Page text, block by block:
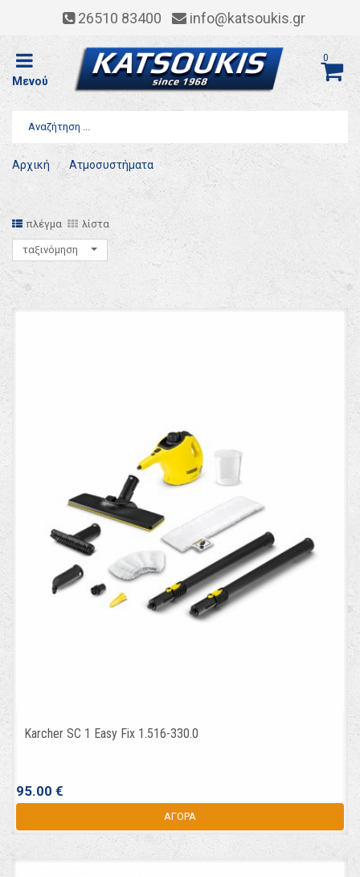
26510 83400 info@katsoukis.gr
Μενού
0
Αρχική Ατμοσυστήματα
πλέγμα λίστα
ταξινόμηση
Karcher SC 1 Easy Fix 1.516-330.0
95.00 €
ΑΓΟΡΑ